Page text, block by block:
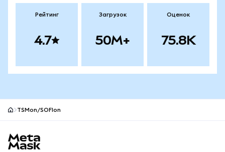
Рейтинг
4.7
Загрузок
50M+
Оценок
75.8K
TSMon/SOFIon